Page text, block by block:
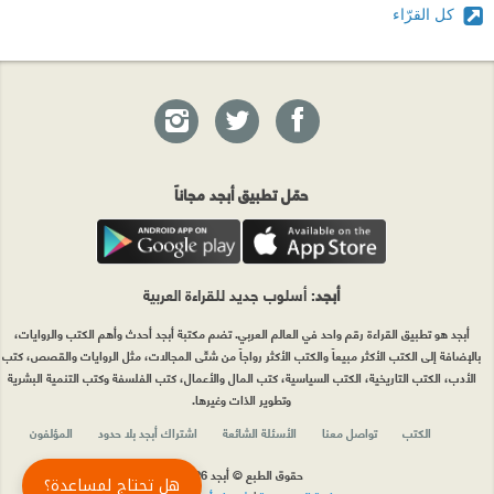
كل القرّاء
حمّل تطبيق أبجد مجاناً
أبجد: أسلوب جديد للقراءة العربية
أبجد هو تطبيق القراءة رقم واحد في العالم العربي. تضم مكتبة أبجد أحدث وأهم الكتب والروايات،
بالإضافة إلى الكتب الأكثر مبيعاً والكتب الأكثر رواجاً من شتّى المجالات، مثل الروايات والقصص، كتب
الأدب، الكتب التاريخية، الكتب السياسية، كتب المال والأعمال، كتب الفلسفة وكتب التنمية البشرية
وتطوير الذات وغيرها.
الكتب
تواصل معنا الأسئلة الشائعة اشتراك أبجد بلا حدود
المؤلفون
حقوق الطبع © أبجد 2026
هل تحتاج لمساعدة؟